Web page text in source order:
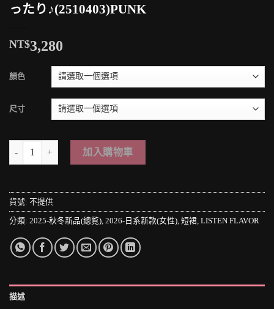
ったり♪(2510403)PUNK
NT$3,280
顏色
尺寸
＊MINI PUNK LOLO＊日本原宿街頭-可愛らしさとスタイリッシュ
加入購物車
貨號: 不提供
分類: 2025-秋冬新品(總覧) 2026-日系新款(女性) 短裙 LISTEN FLAVOR
描述